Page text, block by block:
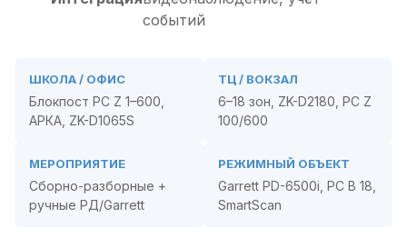
событий
ШКОЛА / ОФИС
Блокпост РС Z 1–600,
АРКА, ZK-D1065S
ТЦ / ВОКЗАЛ
6–18 зон, ZK-D2180, PC Z
100/600
МЕРОПРИЯТИЕ
Сборно-разборные +
ручные РД/Garrett
РЕЖИМНЫЙ ОБЪЕКТ
Garrett PD-6500i, PC B 18,
SmartScan